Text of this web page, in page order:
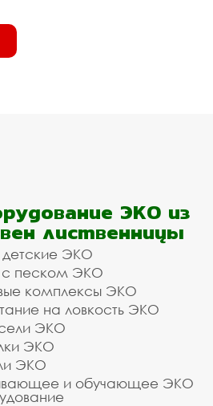
ЭКО из
лиственницы
ЭКО
с песком ЭКО
комплексы ЭКО
на ловкость ЭКО
ЭКО
ЭКО
ЭКО
и обучающее ЭКО